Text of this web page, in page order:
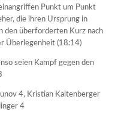
Punkt um Punkt
die ihren Ursprung in
den überforderten Kurz nach
Überlegenheit (18:14)
seien Kampf gegen den
4, Kristian Kaltenberger
4